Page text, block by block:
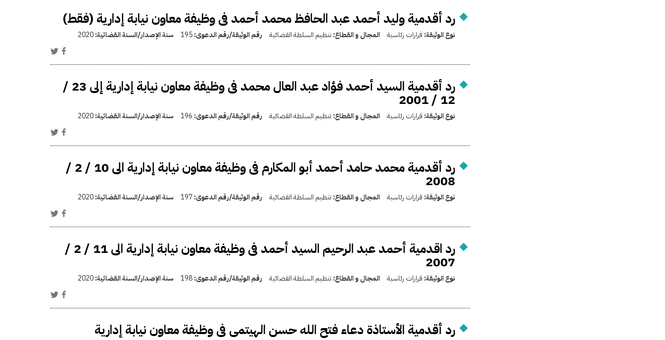
رد أقدمية وليد أحمد عبد الحافظ محمد أحمد فى وظيفة معاون نيابة إدارية (فقط)
نوع الوثيقة: قرارات رئاسية المجال و القطاع: تنظيم السلطة القضائية رقم الوثيقة/رقم الدعوى:195 سنة الإصدار/السنة القضائية:2020
رد أقدمية السيد أحمد فؤاد عبد العال محمد فى وظيفة معاون نيابة إدارية إلى 23 /
12 / 2001
نوع الوثيقة: قرارات رئاسية المجال و القطاع: تنظيم السلطة القضائية رقم الوثيقة/رقم الدعوى: 196 سنة الإصدار/السنة القضائية:2020
رد أقدمية محمد حامد أحمد أبو المكارم فى وظيفة معاون نيابة إدارية الى 10 / 2 /
2008
نوع الوثيقة: قرارات رئاسية المجال و القطاع: تنظيم السلطة القضائية رقم الوثيقة/رقم الدعوى:197 سنة الإصدار/السنة القضائية:2020
رد اقدمية أحمد عبد الرحيم السيد أحمد فى وظيفة معاون نيابة إدارية الى 11 / 2 /
2007
نوع الوثيقة: قرارات رئاسية المجال و القطاع: تنظيم السلطة القضائية رقم الوثيقة/رقم الدعوى:198 سنة الإصدار/السنة القضائية:2020
رد أقدمية الأستاذة دعاء فتح الله حسن الهيتمى فى وظيفة معاون نيابة إدارية